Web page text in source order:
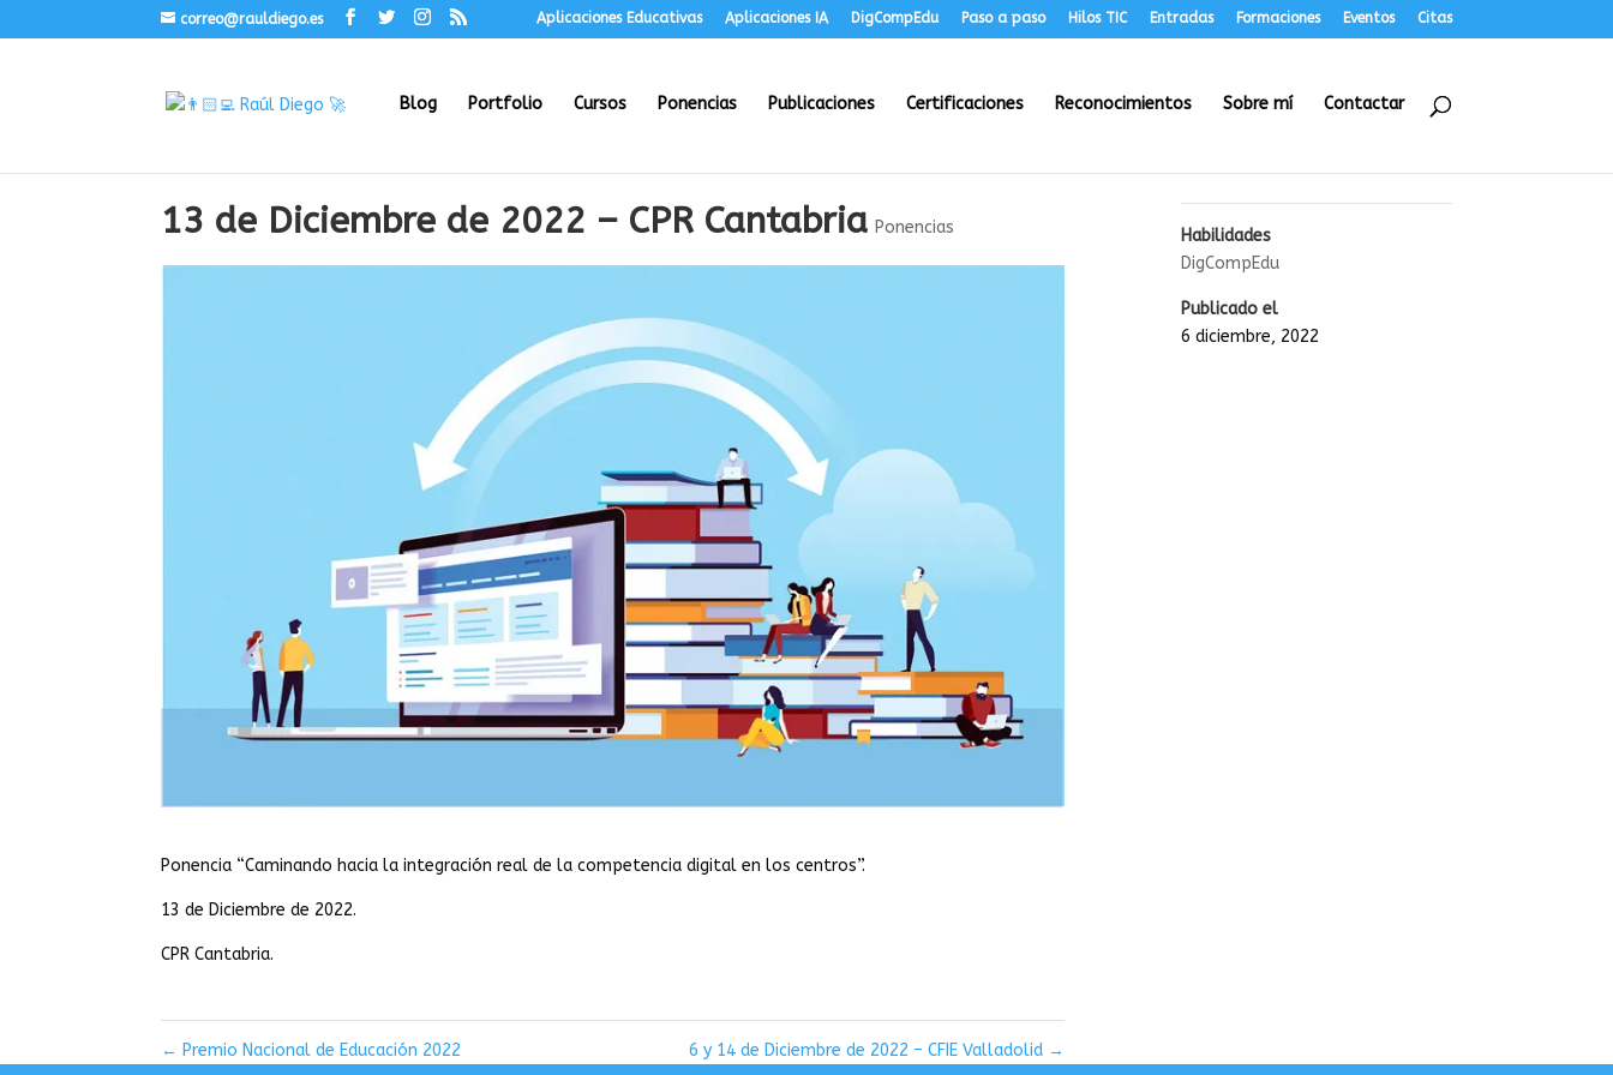
correo@rauldiego.es Aplicaciones Educativas Aplicaciones IA DigCompEdu Paso a paso Hilos TIC Entradas Formaciones Eventos Citas
Blog Portfolio Cursos Ponencias Publicaciones Certificaciones Reconocimientos Sobre mí Contactar
13 de Diciembre de 2022 – CPR Cantabria Ponencias
Ponencia “Caminando hacia la integración real de la competencia digital en los centros”.
13 de Diciembre de 2022.
CPR Cantabria.
← Premio Nacional de Educación 2022 6 y 14 de Diciembre de 2022 – CFIE Valladolid →
Habilidades
DigCompEdu
Publicado el
6 diciembre, 2022